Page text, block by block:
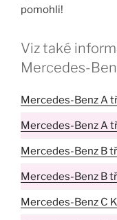
pomohli!
Viz také
Mercedes-
Mercedes-Benz A
Mercedes-Benz A
Mercedes-Benz B
Mercedes-Benz B
Mercedes-Benz C